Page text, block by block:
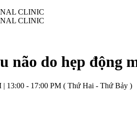
CLINIC
CLINIC
não do hẹp động
| 13:00 - 17:00 PM ( Thứ Hai - Thứ Bảy )